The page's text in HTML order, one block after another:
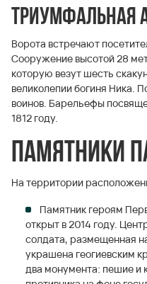
Триумфальная
Ворота встречают
Сооружение высотой 28
которую везут шесть
великолепии богиня Ника.
воинов. Барельефы
1812 году.
Памятники
На территории
Памятник героям
открыт в 2014 году.
солдата, размещенная
украшена геогиевским
два монумента: пешие и